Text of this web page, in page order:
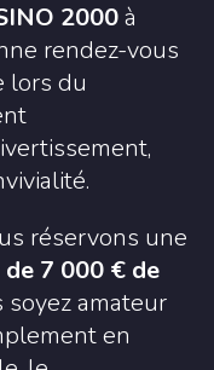
2000à
rendez-vous
lors du
réservons une
7 000 € de
soyez amateur
en